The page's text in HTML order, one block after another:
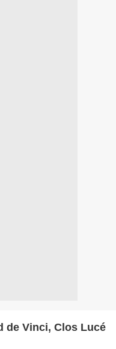
de Vinci, Clos Lucé